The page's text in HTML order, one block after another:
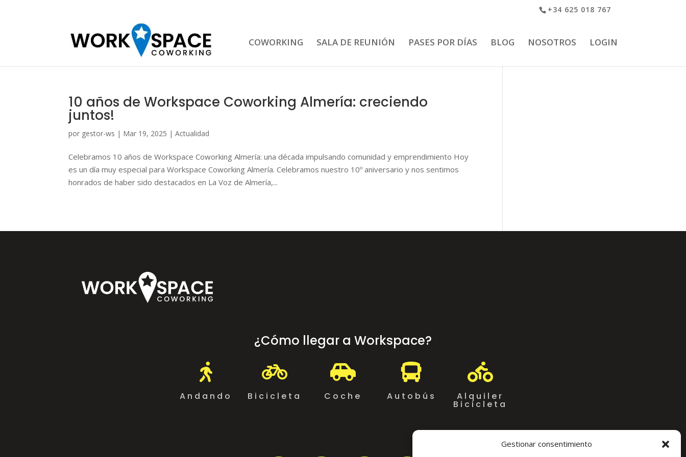
Gestionar consentimiento
+34 625 018 767
COWORKING SALA DE REUNIÓN PASES POR DÍAS BLOG NOSOTROS LOGIN
10 años de Workspace Coworking Almería: creciendo
juntos!
por gestor-ws | Mar 19, 2025 |Actualidad
Celebramos 10 años de Workspace Coworking Almería: una década impulsando comunidad y emprendimiento Hoy
es un día muy especial para Workspace Coworking Almería. Celebramos nuestro 10º aniversario y nos sentimos
honrados de haber sido destacados en La Voz de Almería,...
¿Cómo llegar a Workspace?

Andando

Bicicleta

Coche

Autobús

Alquiler
Bicicleta